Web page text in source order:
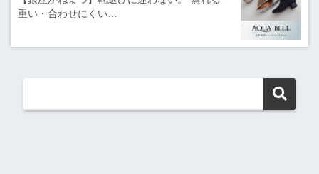
重い・合わせにくい…